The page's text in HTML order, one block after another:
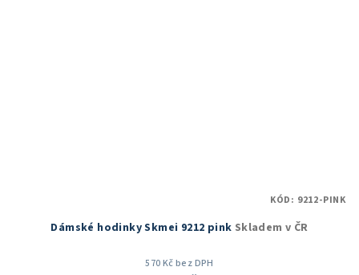
Dámské hodinky Skmei 9212 pink Skladem v ČR
570 Kč bez DPH
KÓD: 9212-PINK